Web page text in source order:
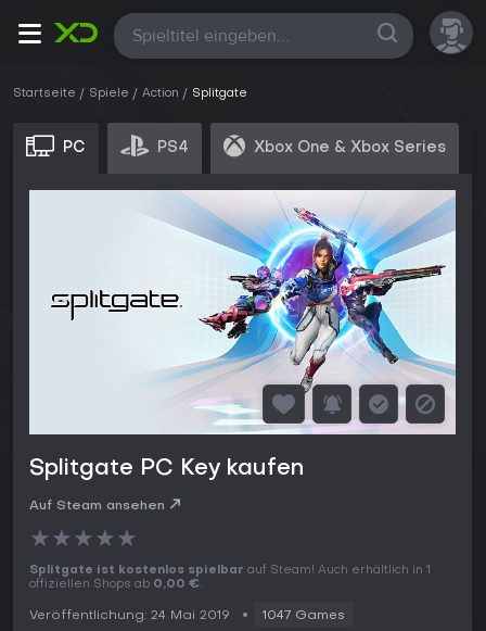
Alle
Startseite Spiele Action Splitgate
PC PS4 Xbox One & Xbox Series
Splitgate PC Key kaufen
Auf Steam ansehen
★★★★★
Splitgate ist kostenlos spielbar auf Steam! Auch erhältlich in 1
offiziellen Shops ab 0,00 €.
Veröffentlichung: 24 Mai 2019 1047 Games